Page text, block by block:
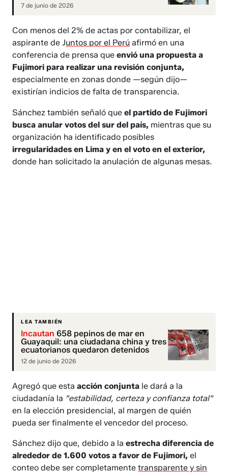
7 de junio de 2026
Con menos del 2% de actas por contabilizar, el
aspirante de Juntos por el Perú afirmó en una
conferencia de prensa que envió una propuesta a
Fujimori para realizar una revisión conjunta,
especialmente en zonas donde —según dijo—
existirían indicios de falta de transparencia.
Sánchez también señaló queel partido de Fujimori
busca anular votos del sur del país, mientras que su
organización ha identificado posibles
irregularidades en Lima y en el voto en el exterior,
donde han solicitado la anulación de algunas mesas.
LEA TAMBIÉN
Incautan 658 pepinos de mar en
Guayaquil: una ciudadana china y tres
ecuatorianos quedaron detenidos
12 de junio de 2026
Agregó que estaacción conjunta le dará a la
ciudadanía la "estabilidad, certeza y confianza total"
en la elección presidencial, al margen de quién
pueda ser finalmente el vencedor del proceso.
Sánchez dijo que, debido a laestrecha diferencia de
alrededor de 1.600 votos a favor de Fujimori, el
conteo debe ser completamentetransparente y sin